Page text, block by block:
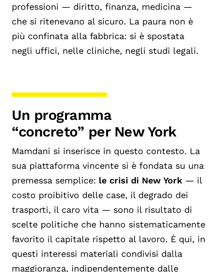
professioni — diritto, finanza, medicina —
che si ritenevano al sicuro. La paura non è
più confinata alla fabbrica: si è spostata
negli uffici, nelle cliniche, negli studi legali.
Un programma
“concreto” per New York
Mamdani si inserisce in questo contesto. La
sua piattaforma vincente si è fondata su una
premessa semplice: le crisi di New York — il
costo proibitivo delle case, il degrado dei
trasporti, il caro vita — sono il risultato di
scelte politiche che hanno sistematicamente
favorito il capitale rispetto al lavoro. È qui, in
questi interessi materiali condivisi dalla
maggioranza, indipendentemente dalle